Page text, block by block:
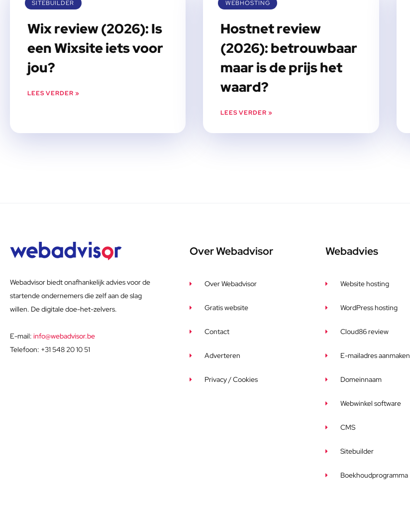
SITEBUILDER
Wix review (2026): Is
een Wixsite iets voor
jou?
LEES VERDER »
WEBHOSTING
Hostnet review
(2026): betrouwbaar
maar is de prijs het
waard?
LEES VERDER »
Webadvisor biedt onafhankelijk advies voor de
startende ondernemers die zelf aan de slag
willen. De digitale doe-het-zelvers.
E-mail: info@webadvisor.be
Telefoon: +31 548 20 10 51
Over Webadvisor
Over Webadvisor
Gratis website
Contact
Adverteren
Privacy / Cookies
Webadvies
Website hosting
WordPress hosting
Cloud86 review
E-mailadres aanmaken
Domeinnaam
Webwinkel software
CMS
Sitebuilder
Boekhoudprogramma